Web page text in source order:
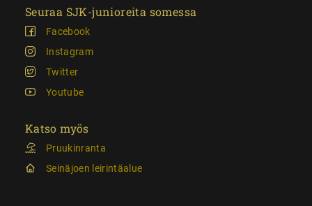
Seuraa SJK-junioreita somessa
Facebook
Instagram
Twitter
Youtube
Katso myös
Pruukinranta
Seinäjoen leirintäalue